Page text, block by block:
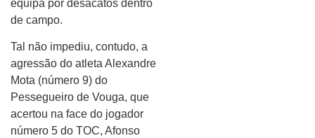
equipa por desacatos dentro
de campo.
Tal não impediu, contudo, a
agressão do atleta Alexandre
Mota (número 9) do
Pessegueiro de Vouga, que
acertou na face do jogador
número 5 do TOC, Afonso